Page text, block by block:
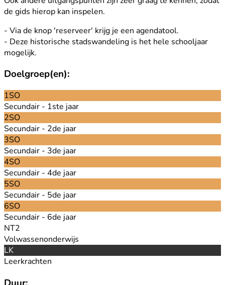
de gids hierop kan inspelen.
- Via de knop 'reserveer' krijg je een agendatool.
- Deze historische stadswandeling is het hele schooljaar
mogelijk.
Doelgroep(en):
1SO
Secundair - 1ste jaar
2SO
Secundair - 2de jaar
3SO
Secundair - 3de jaar
4SO
Secundair - 4de jaar
5SO
Secundair - 5de jaar
6SO
Secundair - 6de jaar
NT2
Volwassenonderwijs
LK
Leerkrachten